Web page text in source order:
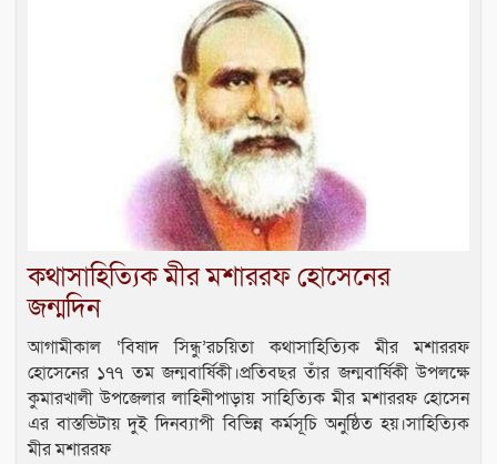
কথাসাহিত্যিক মীর মশাররফ হোসেনের
জন্মদিন
আগামীকাল ‘বিষাদ সিন্ধু’রচয়িতা কথাসাহিত্যিক মীর মশাররফ
হোসেনের ১৭৭ তম জন্মবার্ষিকী।প্রতিবছর তাঁর জন্মবার্ষিকী উপলক্ষে
কুমারখালী উপজেলার লাহিনীপাড়ায় সাহিত্যিক মীর মশাররফ হোসেন
এর বাস্তভিটায় দুই দিনব্যাপী বিভিন্ন কর্মসূচি অনুষ্ঠিত হয়।সাহিত্যিক
মীর মশাররফ